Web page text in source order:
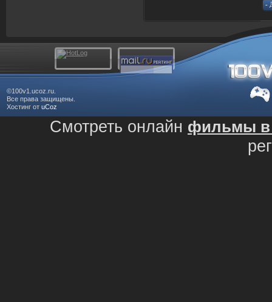
©100v1.ucoz.ru.
Все права защищены.
Хостинг от uCoz
Смотреть онлайн фильмы в